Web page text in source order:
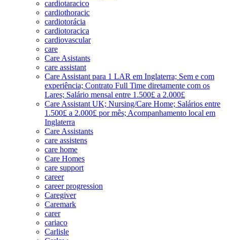
cardiotaracico
cardiothoracic
cardiotorácia
cardiotoracica
cardiovascular
care
Care Asistants
care assistant
Care Assistant para 1 LAR em Inglaterra; Sem e com
experiência; Contrato Full Time diretamente com os
Lares; Salário mensal entre 1.500£ a 2.000£
Care Assistant UK; Nursing/Care Home; Salários entre
1.500£ a 2.000£ por mês; Acompanhamento local em
Inglaterra
Care Assistants
care assistens
care home
Care Homes
care support
career
career progression
Caregiver
Caremark
carer
cariaco
Carlisle